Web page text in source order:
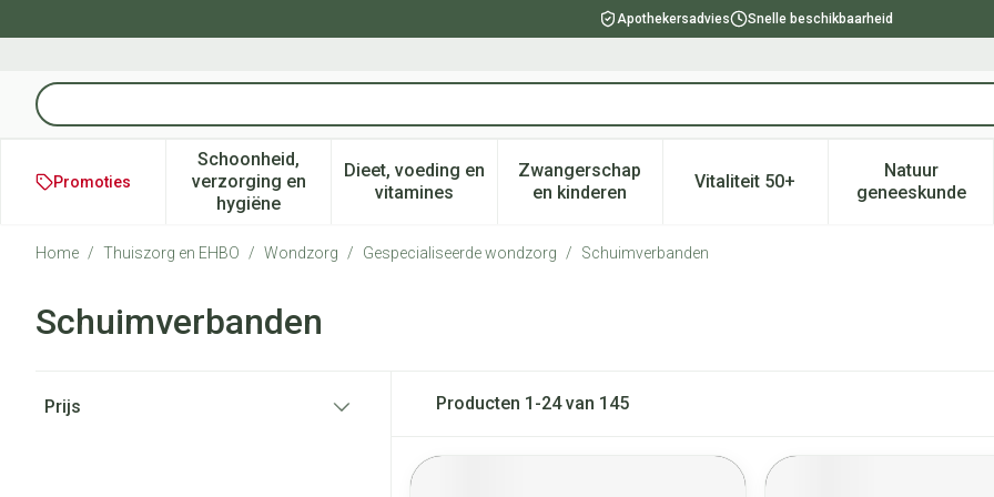
Apothekersadvies Snelle beschikbaarheid
Product, merk, categorie...
Promoties
Schoonheid,
verzorging en
hygiëne
Toon submenu voor Schoonheid, verzorging en hygiëne categorie
Dieet, voeding en
vitaminesToon submenu voor Dieet, voeding en vitamines categorie
Zwangerschap
en kinderenToon submenu voor Zwangerschap en kinderen
Vitaliteit 50+Toon submenu voor Vitaliteit
Natuur
geneeskunde
Toon
Home / Thuiszorg en EHBO / Wondzorg / Gespecialiseerde wondzorg / Schuimverbanden
Schuimverbanden
Prijs
Producten 1 -24van 145